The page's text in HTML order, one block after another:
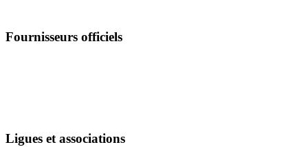
Fournisseurs officiels
Ligues et associations